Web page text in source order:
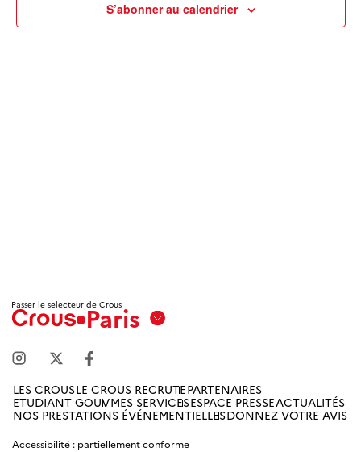
S’abonner au calendrier
Passer le selecteur de Crous
Paris
Marseille
Amiens
LES CROUSLE CROUS RECRUTEPARTENAIRES
ETUDIANT GOUVMES SERVICESESPACE PRESSEACTUALITÉS
NOS PRESTATIONS ÉVÉNEMENTIELLESDONNEZ VOTRE AVIS
Accessibilité : partiellement conforme